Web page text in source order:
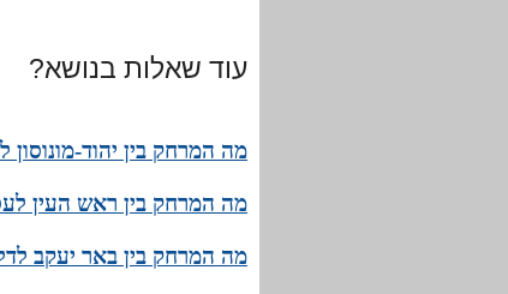
עוד שאלות בנושא?
מה המרחק בין יהוד-
מה המרחק בין ראש העין
מה המרחק בין באר יעקב